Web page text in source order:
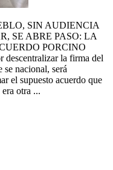
SIN AUDIENCIA
SE ABRE PASO: LA
PORCINO
la firma del
nacional, será
el supuesto acuerdo que
otra ...